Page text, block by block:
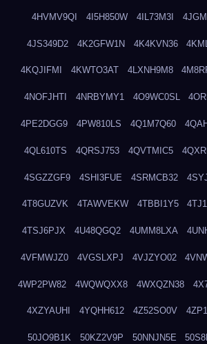
4HVMV9QI 4I5H850W 4IL73M3I
4JS349D2 4K2GFW1N 4K4KVN36
4KQJIFMI 4KWTO3AT 4LXNH9M8
4NOFJHTI 4NRBYMY1 4O9WC0SL
4PE2DGG9 4PW810LS 4Q1M7Q60
4QL610TS 4QRSJ753 4QVTMIC5
4SGZZGF9 4SHI3FUE 4SRMCB32
4T8GUZVK 4TAWVEKW 4TBBI1Y5
4TSJ6PJX 4U48QGQ2 4UMM8LXA
4VFMWJZ0 4VGSLXPJ 4VJZYO02
4WP2PW82 4WQWQXX8 4WXQZN38
4XZYAUHI 4YQHH612 4Z52SO0V
50JO9B1K 50KZ2V9P 50NNJN5E